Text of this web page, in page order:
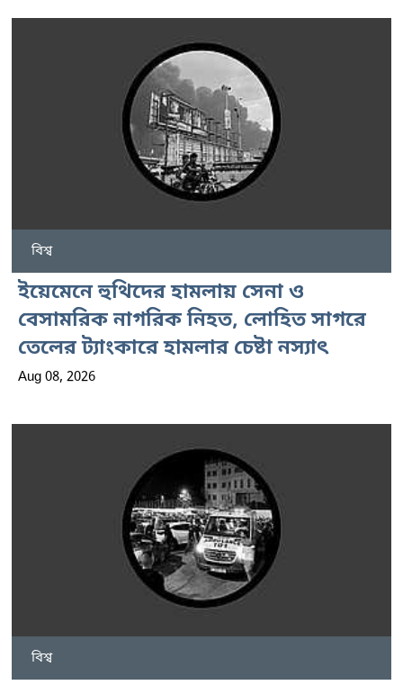
বিশ্ব
ইয়েমেনে হুথিদের হামলায় সেনা ও
বেসামরিক নাগরিক নিহত, লোহিত সাগরে
তেলের ট্যাংকারে হামলার চেষ্টা নস্যাৎ
Aug 08, 2026
বিশ্ব